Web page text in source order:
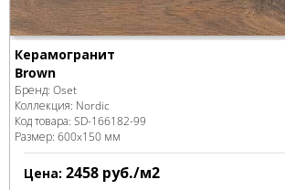
Керамогранит
Brown
Бренд: Oset
Коллекция: Nordic
Код товара: SD-166182-99
Размер: 600x150 мм
Цена: 2458 руб./м2